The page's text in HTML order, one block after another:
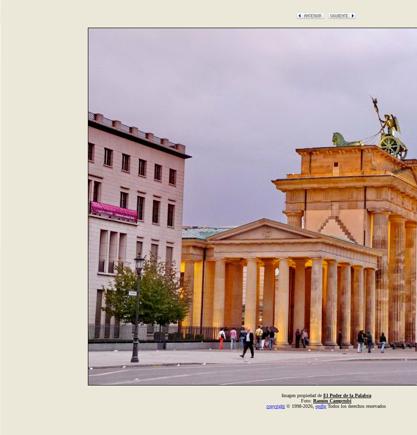
Imagen propiedad de El Poder de la Palabra
Foto: Ramón Camprubí
copyright © 1998-2026, epdlp Todos los derechos reservados